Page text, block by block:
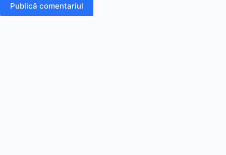
Publică comentariul